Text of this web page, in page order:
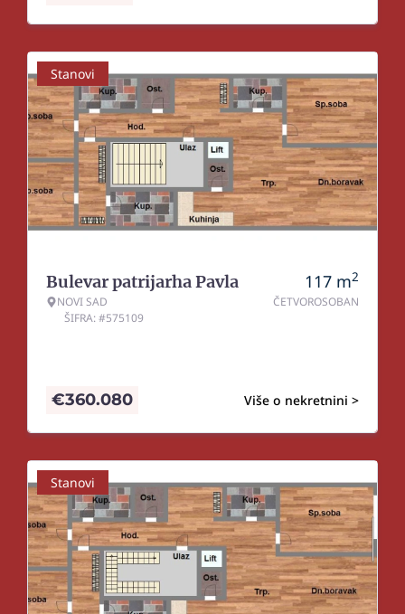
Stanovi
Bulevar patrijarha Pavla
NOVI SAD
ŠIFRA: #575109
117 m2
ČETVOROSOBAN
Više o nekretnini >
€360.080
Stanovi